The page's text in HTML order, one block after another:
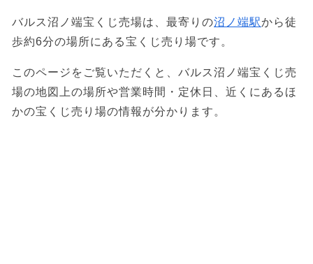
バルス沼ノ端宝くじ売場は、最寄りの沼ノ端駅から徒
歩約6分の場所にある宝くじ売り場です。
このページをご覧いただくと、バルス沼ノ端宝くじ売
場の地図上の場所や営業時間・定休日、近くにあるほ
かの宝くじ売り場の情報が分かります。